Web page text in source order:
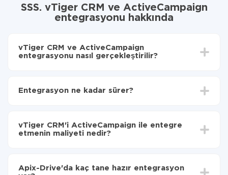
SSS. vTiger CRM ve ActiveCampaign
entegrasyonu hakkında
vTiger CRM ve ActiveCampaign
entegrasyonu nasıl gerçekleştirilir?
aktarılacağını seçin
ActiveCampaign'ye aktarılacaktır.
Entegrasyon ne kadar sürer?
olarak, 10-15 dakika sürer.
vTiger CRM'i ActiveCampaign ile entegre
etmenin maliyeti nedir?
Hizmetimiz aracılığıyla yalnızca bir sisteminizden
Apix-Drive'da kaç tane hazır entegrasyon